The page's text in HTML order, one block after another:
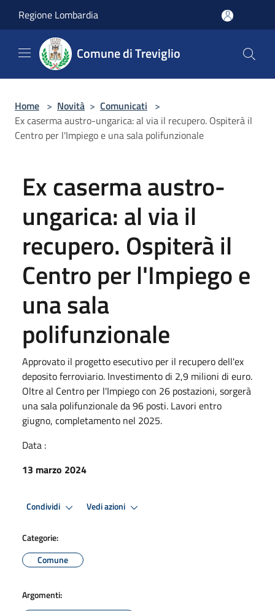
Regione Lombardia
Comune di Treviglio
Home > Novità > Comunicati >
Ex caserma austro-ungarica: al via il recupero. Ospiterà il
Centro per l'Impiego e una sala polifunzionale
Ex caserma austro-
ungarica: al via il
recupero. Ospiterà il
Centro per l'Impiego e
una sala
polifunzionale
Approvato il progetto esecutivo per il recupero dell'ex
deposito ferroviario. Investimento di 2,9 milioni di euro.
Oltre al Centro per l'Impiego con 26 postazioni, sorgerà
una sala polifunzionale da 96 posti. Lavori entro
giugno, completamento nel 2025.
Data :
13 marzo 2024
Condividi Vedi azioni
Categorie:
Comune
Argomenti: